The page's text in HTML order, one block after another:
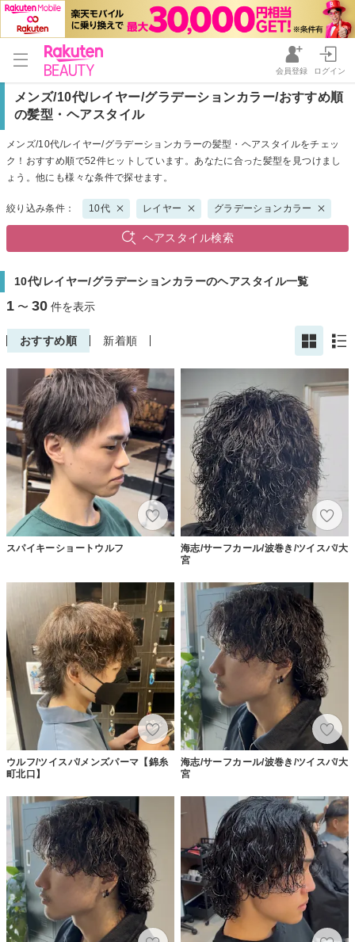
会員登録 ログイン
メンズ/10代/レイヤー/グラデーションカラー/おすすめ順
の髪型・ヘアスタイル
メンズ/10代/レイヤー/グラデーションカラーの髪型・ヘアスタイルをチェッ
ク！おすすめ順で52件ヒットしています。あなたに合った髪型を見つけまし
ょう。他にも様々な条件で探せます。
絞り込み条件： 10代 レイヤー グラデーションカラー
ヘアスタイル検索
10代/レイヤー/グラデーションカラーのヘアスタイル一覧
1 〜 30 件を表示
おすすめ順 新着順
スパイキーショートウルフ
海志/サーフカール/波巻き/ツイスパ/大
宮
ウルフ/ツイスパ/メンズパーマ【錦糸
町北口】
海志/サーフカール/波巻き/ツイスパ/大
宮